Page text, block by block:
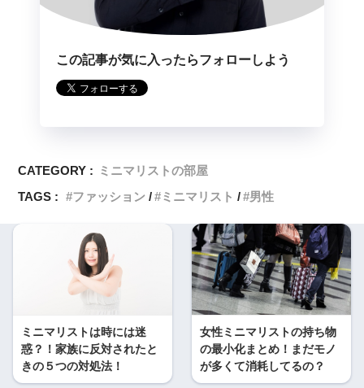
この記事が気に入ったらフォローしよう
CATEGORY : ミニマリストの部屋
TAGS :
ファッション ミニマリスト 男性
ミニマリストは時には迷
惑？！家族に反対されたと
きの５つの対処法！
女性ミニマリストの持ち物
の最小化まとめ！まだモノ
が多くて消耗してるの？